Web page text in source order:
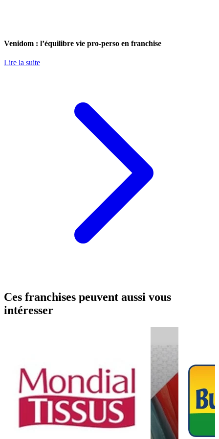
Venidom : l’équilibre vie pro-perso en franchise
Lire la suite
Ces franchises peuvent aussi vous
intéresser